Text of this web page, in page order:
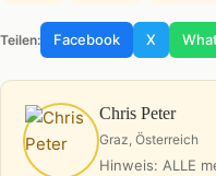
Teilen: Facebook X
Chris Peter
Graz, Österreich
Hinweis: ALLE